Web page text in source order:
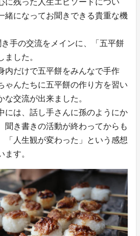
に残った人生エピソードについ
緒になってお聞きできる貴重な機
手の交流をメインに、「五平餅
した。
内だけで五平餅をみんなで手作
ゃんたちに五平餅の作り方を習い
交流が出来ました。
には、話し手さんに孫のようにか
聞き書きの活動が終わってからも
「人生観が変わった」という感想
ます。